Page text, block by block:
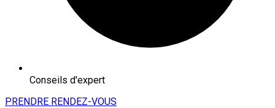
Conseils d'expert
PRENDRE RENDEZ-VOUS